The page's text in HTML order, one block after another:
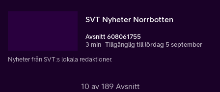
SVT Nyheter Norrbotten
Avsnitt 608061755
3 min Tillgänglig till lördag 5 september
Nyheter från SVT:s lokala redaktioner.
10 av 189 Avsnitt